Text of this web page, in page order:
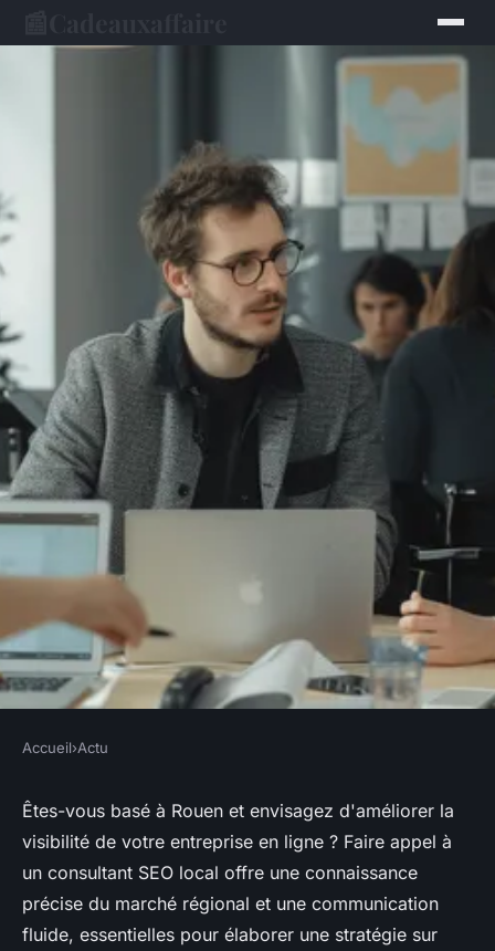
Engager un consultant SEO à
Rouen : quels sont les
avantages pour votre
entreprise ?
Accueil›Actu
Êtes-vous basé à Rouen et envisagez d'améliorer la
visibilité de votre entreprise en ligne ? Faire appel à
un consultant SEO local offre une connaissance
précise du marché régional et une communication
fluide, essentielles pour élaborer une stratégie sur